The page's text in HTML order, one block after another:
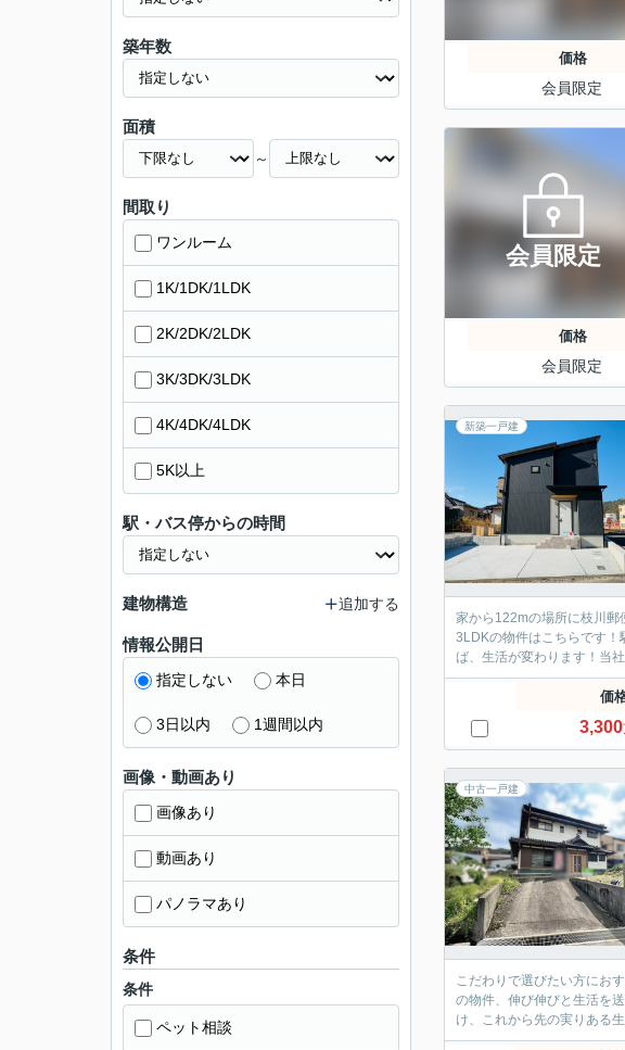
価格
会員限定
会員限定
価格
会員限定
新築一戸建
家から122mの場所に枝川郵
3LDKの物件はこちらです！
ば、生活が変わります！当
価
3,300
中古一戸建
こだわりで選びたい方にお
の物件、伸び伸びと生活を
築年数
面積
～
間取り
ワンルーム
1K/1DK/1LDK
2K/2DK/2LDK
3K/3DK/3LDK
4K/4DK/4LDK
5K以上
駅・バス停からの時間
建物構造 追加する
情報公開日
指定しない 本日
3日以内 1週間以内
画像・動画あり
画像あり
動画あり
パノラマあり
条件
条件
ペット相談